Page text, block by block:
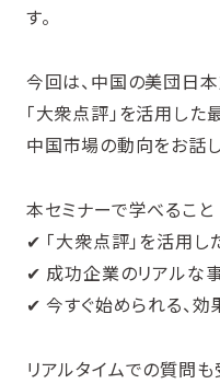
す。
今回は、中国の美団日
「大衆点評」を活用した
中国市場の動向をお話し
本セミナーで学べること
✔ 「大衆点評」を活用
✔ 成功企業のリアルな
✔ 今すぐ始められる、
リアルタイムでの質問も